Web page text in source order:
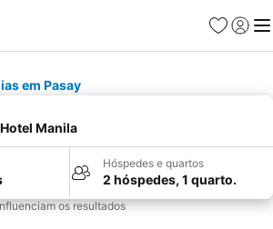
Favoritos
Iniciar
em Pasay
Manila
Hóspedes e quartos
2 hóspedes, 1 quarto.
os resultados